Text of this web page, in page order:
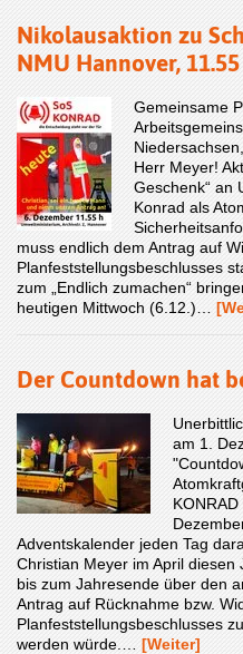
Nikolausaktion zu
NMU Hannover,
Gemeinsame
Herr Meyer!
Geschenk“ an
Konrad als
muss endlich dem Antrag auf
Planfeststellungsbeschlusses
zum „Endlich zumachen“
heutigen Mittwoch (6.12.)…
Der Countdown hat
am 1.
Adventskalender jeden Tag
Christian Meyer im April
bis zum Jahresende über den
Antrag auf Rücknahme bzw.
Planfeststellungsbeschlusses
werden würde.… [Weiter]